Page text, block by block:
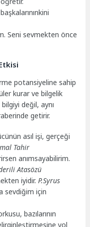
Seni sevmekten önce
potansiyeline sahip
kurar ve bilgelik
değil, aynı
getirir.
asıl işi, gerçeği
Tahir
anımsayabilirim.
Atasözü
iyidir.P.Syrus
sevdiğim için
bazılarının
yol